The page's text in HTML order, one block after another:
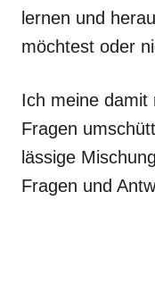
lernen und
möchtest oder
Ich meine damit
Fragen
lässige
Fragen und